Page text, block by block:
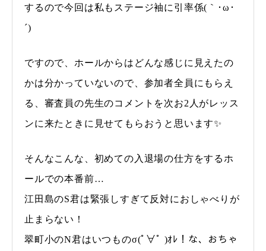
するので今回は私もステージ袖に引率係(｀･ω･
´)ゞ
ですので、ホールからはどんな感じに見えたの
かは分かっていないので、参加者全員にもらえ
る、審査員の先生のコメントを次お2人がレッス
ンに来たときに見せてもらおうと思います✨
そんなこんな、初めての入退場の仕方をするホ
ールでの本番前…
江田島のS君は緊張しすぎて反対におしゃべりが
止まらない！
翠町小のN君はいつものσ(ﾟ∀ﾟ )ｵﾚ！な、おちゃ